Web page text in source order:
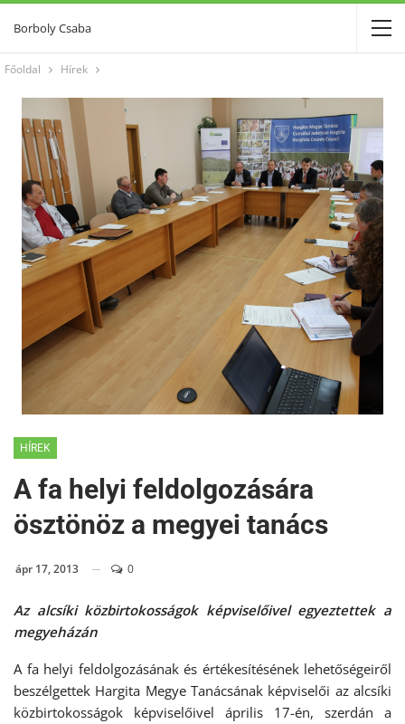
Borboly Csaba
Főoldal Hírek
HÍREK
A fa helyi feldolgozására
ösztönöz a megyei tanács
ápr 17, 2013 0
Az alcsíki közbirtokosságok képviselőivel egyeztettek a
megyeházán
A fa helyi feldolgozásának és értékesítésének lehetőségeiről
beszélgettek Hargita Megye Tanácsának képviselői az alcsíki
közbirtokosságok képviselőivel április 17-én, szerdán a